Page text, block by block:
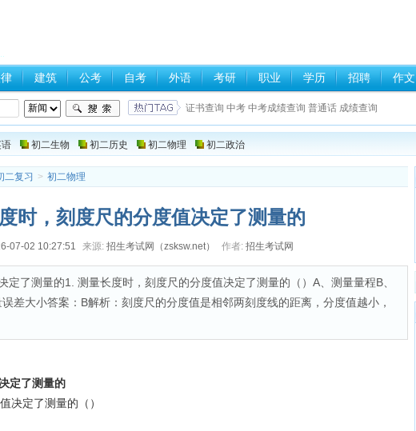
建筑 公考 自考 外语 考研 职业 学历 招聘 作文
证书查询 中考 中考成绩查询 普通话 成绩查询
初二生物 初二历史 初二物理 初二政治
二复习 > 初二物理
时，刻度尺的分度值决定了测量的
07-02 10:27:51 来源: 招生考试网（zsksw.net） 作者: 招生考试网
定了测量的1. 测量长度时，刻度尺的分度值决定了测量的（）A、测量量程B、
差大小答案：B解析：刻度尺的分度值是相邻两刻度线的距离，分度值越小，
定了测量的
决定了测量的（）